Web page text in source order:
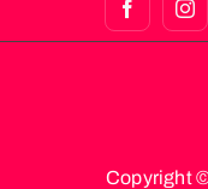
Copyright